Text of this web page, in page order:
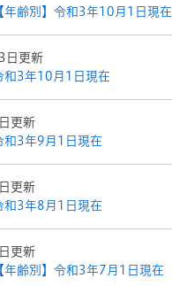
年齢別】令和3年10月1日現在
日更新
和3年10月1日現在
更新
和3年9月1日現在
更新
和3年8月1日現在
更新
年齢別】令和3年7月1日現在